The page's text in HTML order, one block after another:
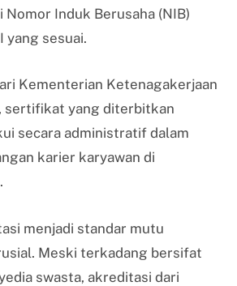
Induk Berusaha (NIB)
yang sesuai.
Kementerian Ketenagakerjaan
sertifikat yang diterbitkan
secara administratif dalam
karier karyawan di
menjadi standar mutu
Meski terkadang bersifat
swasta, akreditasi dari